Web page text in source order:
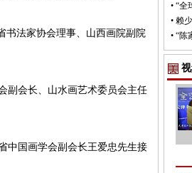
书法家协会理事、山西画院副院
副会长、山水画艺术委员会主任
中国画学会副会长王爱忠先生接
• “全
• 赖
• “陈